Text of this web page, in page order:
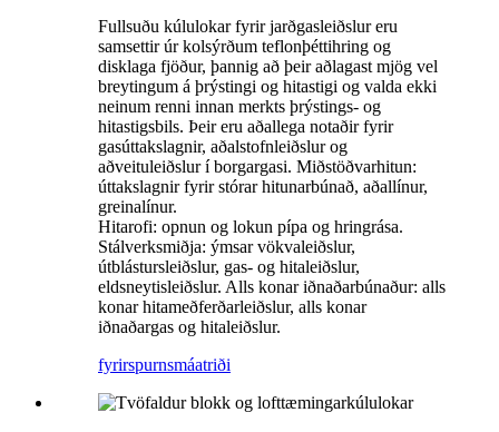
Fullsuðu kúlulokar fyrir jarðgasleiðslur eru
samsettir úr kolsýrðum teflonþéttihring og
disklaga fjöður, þannig að þeir aðlagast mjög vel
breytingum á þrýstingi og hitastigi og valda ekki
neinum renni innan merkts þrýstings- og
hitastigsbils. Þeir eru aðallega notaðir fyrir
gasúttakslagnir, aðalstofnleiðslur og
aðveituleiðslur í borgargasi. Miðstöðvarhitun:
úttakslagnir fyrir stórar hitunarbúnað, aðallínur,
greinalínur.
Hitarofi: opnun og lokun pípa og hringrása.
Stálverksmiðja: ýmsar vökvaleiðslur,
útblástursleiðslur, gas- og hitaleiðslur,
eldsneytisleiðslur. Alls konar iðnaðarbúnaður: alls
konar hitameðferðarleiðslur, alls konar
iðnaðargas og hitaleiðslur.
fyrirspurnsmáatriði